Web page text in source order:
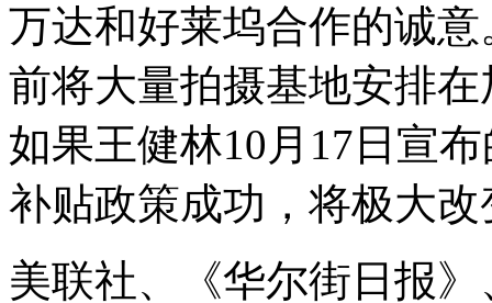
万达和好莱坞合作的诚意
前将大量拍摄基地安排
如果王健林10月17日宣
补贴政策成功，将极大
美联社、《华尔街日报